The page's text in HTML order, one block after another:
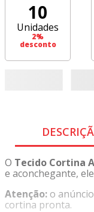
10
Unidades
2%
desconto
O Tecido Cortina
e aconchegante,
Atenção: o
cortina pronta.